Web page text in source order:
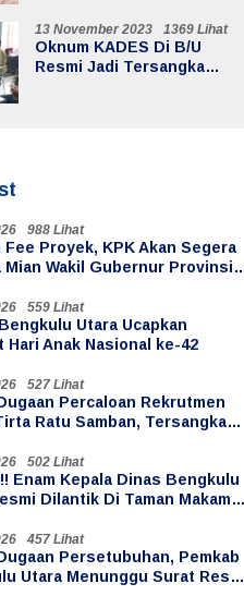
13 November 2023 1369 Lihat
Oknum KADES Di B/U
Resmi Jadi Tersangka
988 Lihat
Fee Proyek, KPK Akan Segera
Mian Wakil Gubernur Provinsi
559 Lihat
Utara Ucapkan
Hari Anak Nasional ke-42
527 Lihat
Percaloan Rekrutmen
Ratu Samban, Tersangka
502 Lihat
Enam Kepala Dinas Bengkulu
Dilantik Di Taman Makam
457 Lihat
Persetubuhan, Pemkab
Utara Menunggu Surat Resmi